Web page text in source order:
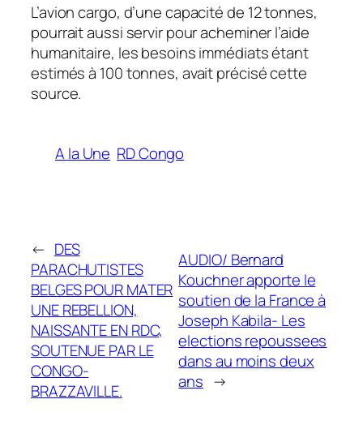
L’avion cargo, d’une capacité de 12 tonnes,
pourrait aussi servir pour acheminer l’aide
humanitaire, les besoins immédiats étant
estimés à 100 tonnes, avait précisé cette
source.
A la Une RD Congo
← DES
PARACHUTISTES
BELGES POUR MATER
UNE REBELLION,
NAISSANTE EN RDC,
SOUTENUE PAR LE
CONGO-
BRAZZAVILLE.
AUDIO/ Bernard
Kouchner apporte le
soutien de la France à
Joseph Kabila- Les
elections repoussees
dans au moins deux
ans →